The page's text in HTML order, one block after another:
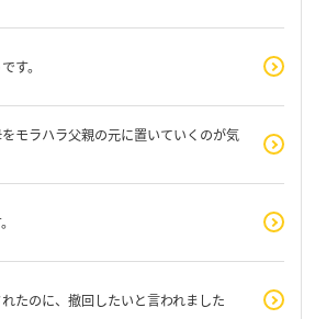
す。
モラハラ父親の元に置いていくのが気
たのに、撤回したいと言われました